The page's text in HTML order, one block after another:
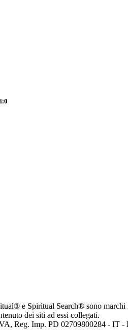
0
e Spiritual Search® sono
dei siti ad essi collegati.
Reg. Imp. PD 02709800284 - IT -